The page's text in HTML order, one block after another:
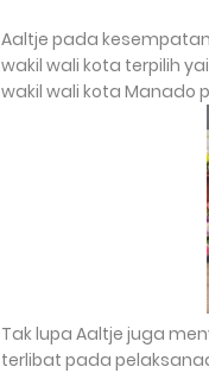
Aaltje pada
wakil wali kota terpilih
wakil wali kota Manado
Tak lupa Aaltje juga
terlibat pada